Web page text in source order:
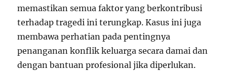
memastikan semua faktor yang berkontribusi
terhadap tragedi ini terungkap. Kasus ini juga
membawa perhatian pada pentingnya
penanganan konflik keluarga secara damai dan
dengan bantuan profesional jika diperlukan.